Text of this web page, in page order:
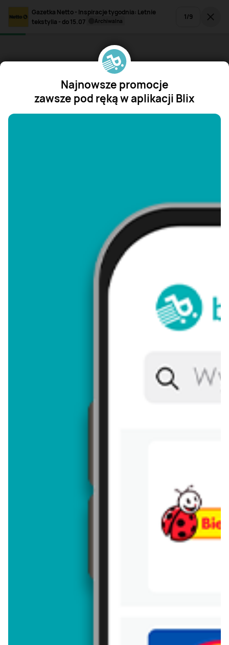
Gazetka Netto - Inspiracje tygodnia: Letnie
tekstylia - do 15.07
archiwalna 1/9
Najnowsze promocje
zawsze pod ręką w aplikacji Blix
"/>